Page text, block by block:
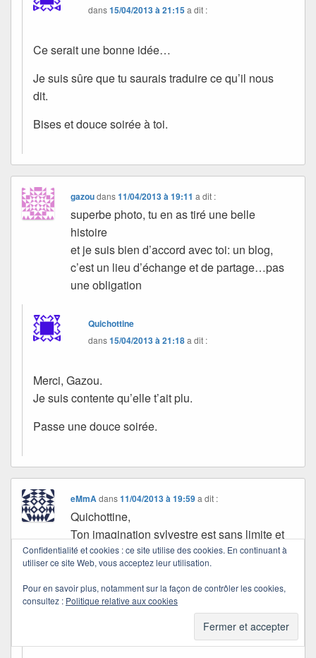
dans15/04/2013 à 21:15a dit :
Ce serait une bonne idée…
Je suis sûre que tu saurais traduire ce qu’il nous
dit.
Bises et douce soirée à toi.
gazoudans11/04/2013 à 19:11 a dit :
superbe photo, tu en as tiré une belle
histoire
et je suis bien d’accord avec toi: un blog,
c’est un lieu d’échange et de partage…pas
une obligation
Quichottine
dans15/04/2013 à 21:18a dit :
Merci, Gazou.
Je suis contente qu’elle t’ait plu.
Passe une douce soirée.
eMmAdans11/04/2013 à 19:59 a dit :
Quichottine,
Ton imagination sylvestre est sans limite et
bien jolie !
Merci,
eMmA
a dit :
Confidentialité et cookies : ce site utilise des cookies. En continuant à
utiliser ce site Web, vous acceptez leur utilisation.
Pour en savoir plus, notamment sur la façon de contrôler les cookies,
consultez : Politique relative aux cookies